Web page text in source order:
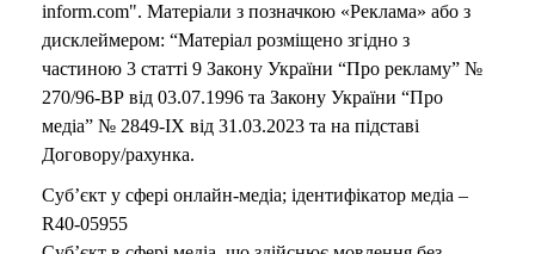
inform.com". Матеріали з позначкою «Реклама» або з
дисклеймером: “Матеріал розміщено згідно з
частиною 3 статті 9 Закону України “Про рекламу” №
270/96-ВР від 03.07.1996 та Закону України “Про
медіа” № 2849-IX від 31.03.2023 та на підставі
Договору/рахунка.
Суб’єкт у сфері онлайн-медіа; ідентифікатор медіа –
R40-05955